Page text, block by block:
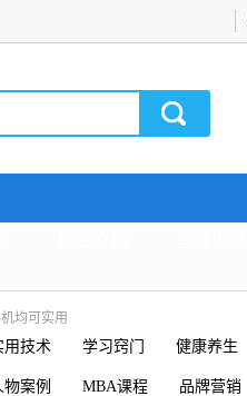
均可实用
用技术 学习窍门 健康养生
物案例 MBA课程 品牌营销